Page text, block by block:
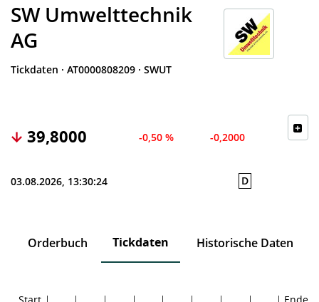
SW Umwelttechnik
AG
Tickdaten · AT0000808209 · SWUT
39,8000 -0,50 % -0,2000
03.08.2026, 13:30:24 D
Orderbuch Tickdaten Historische Daten